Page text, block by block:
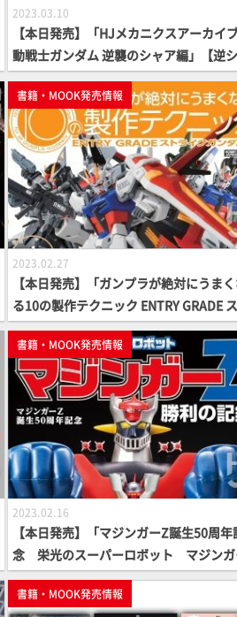
2023.03.10
【本日発売】「HJメカニクスアーカイ
動戦士ガンダム 逆襲のシャア編」【逆
ア】
書籍・MOOK発売情報
2023.02.27
【本日発売】「ガンプラが絶対にうま
る10の製作テクニック ENTRY GRADE
ライクガンダム編」【How To】
書籍・MOOK発売情報
2023.02.16
【本日発売】「マジンガーZ誕生50周年
念 栄光のスーパーロボット マジンガ
Z勝利の記録」【永井豪】
書籍・MOOK発売情報